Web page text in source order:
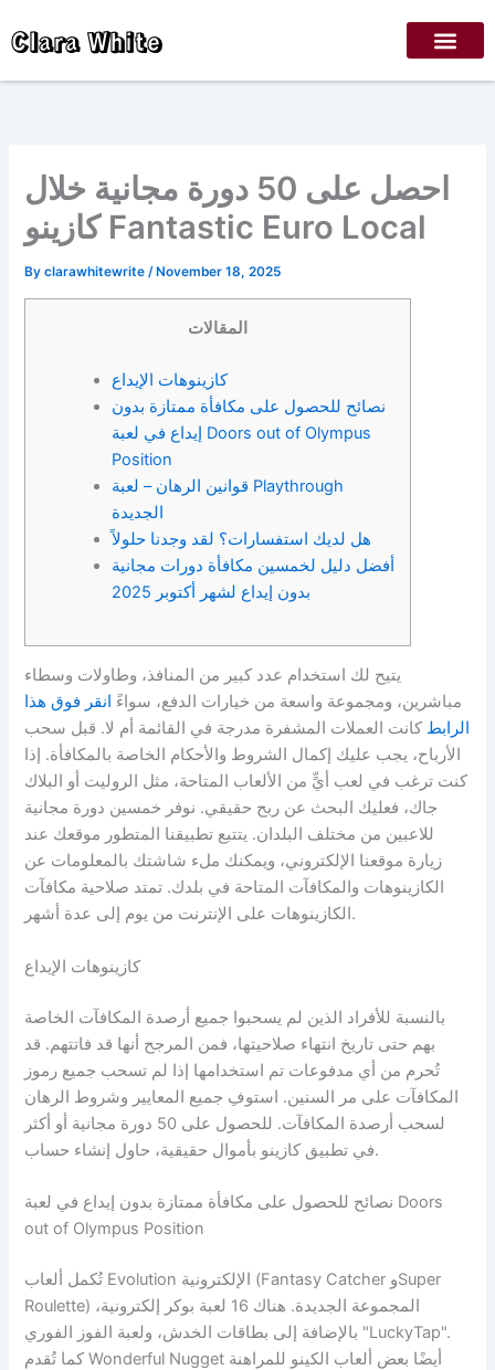
toClara White
احصل على 50 دورة مجانية خلال
كازينو Fantastic Euro Local
Byclarawhitewrite/ November 18, 2025
المقالات
كازينوهات الإيداع
نصائح للحصول على مكافأة ممتازة بدون
إيداع في لعبة Doors out of Olympus
Position
قوانين الرهان – لعبة Playthrough
الجديدة
هل لديك استفسارات؟ لقد وجدنا حلولاً
أفضل دليل لخمسين مكافأة دورات مجانية
بدون إيداع لشهر أكتوبر 2025
يتيح لك استخدام عدد كبير من المنافذ، وطاولات وسطاء
مباشرين، ومجموعة واسعة من خيارات الدفع، سواءً انقر فوق هذا
الرابط كانت العملات المشفرة مدرجة في القائمة أم لا. قبل سحب
الأرباح، يجب عليك إكمال الشروط والأحكام الخاصة بالمكافأة. إذا
كنت ترغب في لعب أيٍّ من الألعاب المتاحة، مثل الروليت أو البلاك
جاك، فعليك البحث عن ربح حقيقي. نوفر خمسين دورة مجانية
للاعبين من مختلف البلدان. ​​يتتبع تطبيقنا المتطور موقعك عند
زيارة موقعنا الإلكتروني، ويمكنك ملء شاشتك بالمعلومات عن
الكازينوهات والمكافآت المتاحة في بلدك. تمتد صلاحية مكافآت
الكازينوهات على الإنترنت من يوم إلى عدة أشهر.
كازينوهات الإيداع
بالنسبة للأفراد الذين لم يسحبوا جميع أرصدة المكافآت الخاصة
بهم حتى تاريخ انتهاء صلاحيتها، فمن المرجح أنها قد فاتتهم. قد
تُحرم من أي مدفوعات تم استخدامها إذا لم تسحب جميع رموز
المكافآت على مر السنين. استوفِ جميع المعايير وشروط الرهان
لسحب أرصدة المكافآت. للحصول على 50 دورة مجانية أو أكثر
في تطبيق كازينو بأموال حقيقية، حاول إنشاء حساب.
نصائح للحصول على مكافأة ممتازة بدون إيداع في لعبة Doors
out of Olympus Position
تُكمل ألعاب Evolution الإلكترونية (Fantasy Catcher وSuper
Roulette) المجموعة الجديدة. هناك 16 لعبة بوكر إلكترونية،
بالإضافة إلى بطاقات الخدش، ولعبة الفوز الفوري "LuckyTap".
كما تُقدم Wonderful Nugget أيضًا بعض ألعاب الكينو للمراهنة